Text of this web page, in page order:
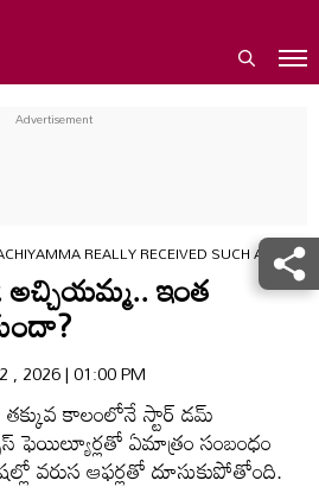
REALLY RECEIVED SUCH A
అచ్చియమ్మ.. ఇంత‌
, 2026 | 01:00 PM
తక్కువ కాలంలోనే స్టార్ డమ్
ఫెయిల్యూర్లతో ఏమాత్రం సంబంధం
వరుస ఆఫర్లతో దూసుకుపోతోంది.